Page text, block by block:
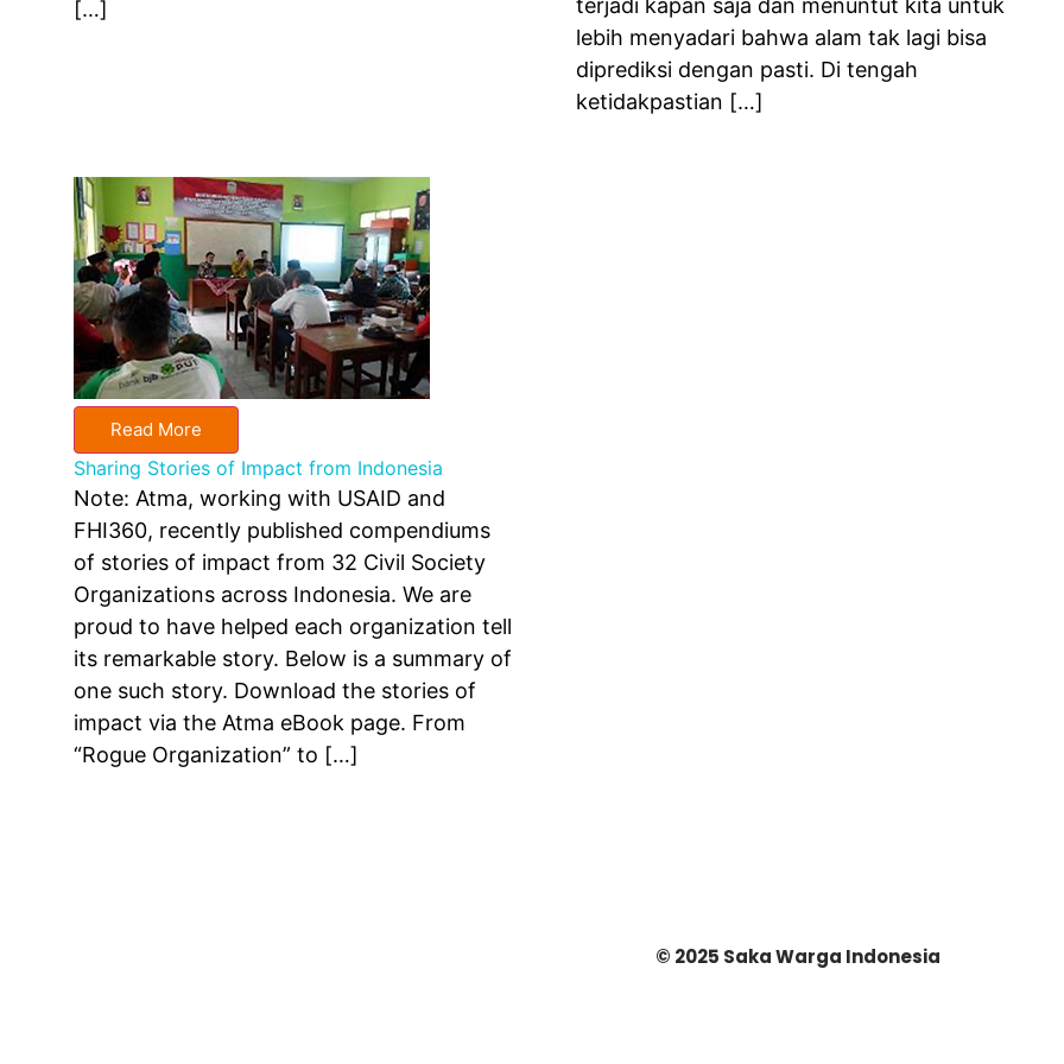
[…]
terjadi kapan saja dan menuntut kita untuk
lebih menyadari bahwa alam tak lagi bisa
diprediksi dengan pasti. Di tengah
ketidakpastian […]
Read More
Sharing Stories of Impact from Indonesia
Note: Atma, working with USAID and
FHI360, recently published compendiums
of stories of impact from 32 Civil Society
Organizations across Indonesia. We are
proud to have helped each organization tell
its remarkable story. Below is a summary of
one such story. Download the stories of
impact via the Atma eBook page. From
“Rogue Organization” to […]
© 2025 Saka Warga Indonesia